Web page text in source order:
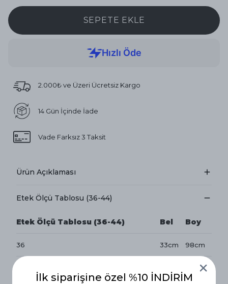
SEPETE EKLE
2.000₺ ve Üzeri Ücretsiz Kargo
14 Gün İçinde İade
Vade Farksız 3 Taksit
Ürün Açıklaması
Etek Ölçü Tablosu (36-44)
Etek Ölçü Tablosu (36-44) Bel Boy
36 33cm 98cm
98cm
İlk siparişine özel %10 İNDİRİM